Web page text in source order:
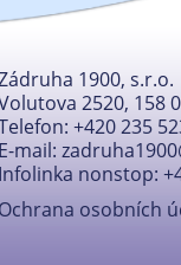
1900, s.r.o.
2520, 158
+420 235
E-mail:
Infolinka nonstop:
Ochrana osobních